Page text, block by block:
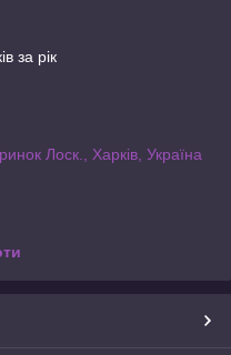
за рік
Лоск., Харків, Україна